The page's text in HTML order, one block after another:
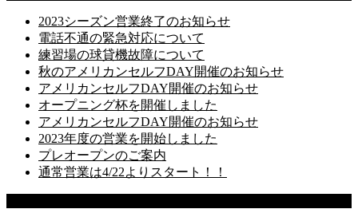
2023シーズン営業終了のお知らせ
電話不通の緊急対応について
練習場の球貸機故障について
秋のアメリカンセルフDAY開催のお知らせ
アメリカンセルフDAY開催のお知らせ
オープニング杯を開催しました
アメリカンセルフDAY開催のお知らせ
2023年度の営業を開始しました
プレオープンのご案内
通常営業は4/22よりスタート！！